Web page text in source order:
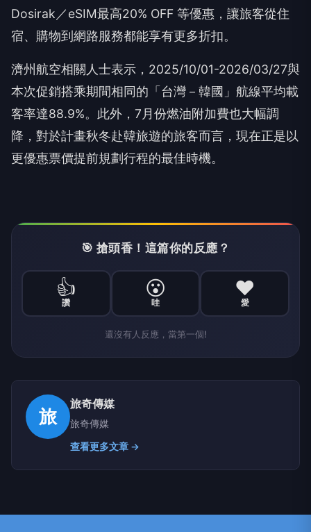
Dosirak／eSIM最高20% OFF 等優惠，讓旅客從住
宿、購物到網路服務都能享有更多折扣。
濟州航空相關人士表示，2025/10/01-2026/03/27與
本次促銷搭乘期間相同的「台灣－韓國」航線平均載
客率達88.9%。此外，7月份燃油附加費也大幅調
降，對於計畫秋冬赴韓旅遊的旅客而言，現在正是以
更優惠票價提前規劃行程的最佳時機。
🎯 搶頭香！這篇你的反應？
👍
讚
😮
哇
❤️
愛
還沒有人反應，當第一個!
旅
旅奇傳媒
旅奇傳媒
查看更多文章 →